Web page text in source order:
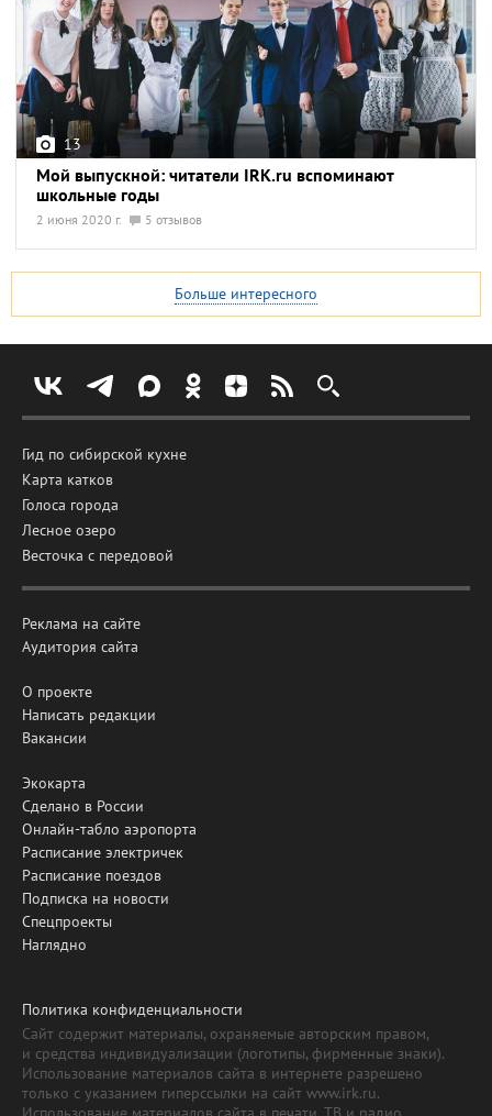
13
Мой выпускной: читатели IRK.ru вспоминают
школьные годы
2 июня 2020 г. 5 отзывов
Больше интересного
Гид по сибирской кухне
Карта катков
Голоса города
Лесное озеро
Весточка с передовой
Реклама на сайте
Аудитория сайта
О проекте
Написать редакции
Вакансии
Экокарта
Сделано в России
Онлайн-табло аэропорта
Расписание электричек
Расписание поездов
Подписка на новости
Спецпроекты
Наглядно
Политика конфиденциальности
Сайт содержит материалы, охраняемые авторским правом,
и средства индивидуализации (логотипы, фирменные знаки).
Использование материалов сайта в интернете разрешено
только с указанием гиперссылки на сайт www.irk.ru.